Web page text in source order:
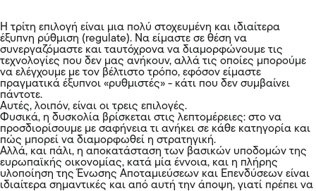
Η τρίτη επιλογή είναι μια πολύ στοχευμένη και ιδιαίτερα
έξυπνη ρύθμιση (regulate). Να είμαστε σε θέση να
συνεργαζόμαστε και ταυτόχρονα να διαμορφώνουμε τις
τεχνολογίες που δεν μας ανήκουν, αλλά τις οποίες μπορούμε
να ελέγχουμε με τον βέλτιστο τρόπο, εφόσον είμαστε
πραγματικά έξυπνοι «ρυθμιστές» - κάτι που δεν συμβαίνει
πάντοτε.
Αυτές, λοιπόν, είναι οι τρεις επιλογές.
Φυσικά, η δυσκολία βρίσκεται στις λεπτομέρειες: στο να
προσδιορίσουμε με σαφήνεια τι ανήκει σε κάθε κατηγορία και
πώς μπορεί να διαμορφωθεί η στρατηγική.
Αλλά, και πάλι, η αποκατάσταση των βασικών υποδομών της
ευρωπαϊκής οικονομίας, κατά μία έννοια, και η πλήρης
υλοποίηση της Ένωσης Αποταμιεύσεων και Επενδύσεων είναι
ιδιαίτερα σημαντικές και από αυτή την άποψη, γιατί πρέπει να